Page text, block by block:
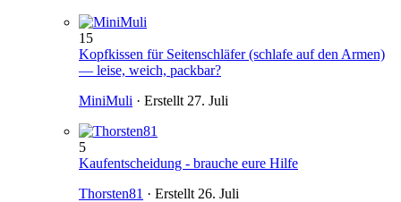
15
Kopfkissen für Seitenschläfer (schlafe auf den Armen)
— leise, weich, packbar?
MiniMuli · Erstellt 27. Juli
5
Kaufentscheidung - brauche eure Hilfe
Thorsten81 · Erstellt 26. Juli